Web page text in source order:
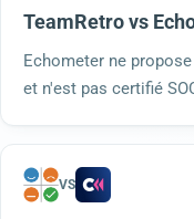
TeamRetro vs
Echometer ne
et n'est pas certifié
planning poker » et
Essayez-le gratuitement.
VS